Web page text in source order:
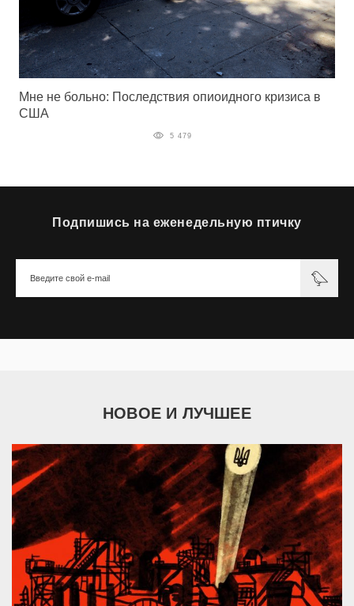
Мне не больно: Последствия опиоидного кризиса в
США
5 479
Подпишись на еженедельную птичку
НОВОЕ И ЛУЧШЕЕ